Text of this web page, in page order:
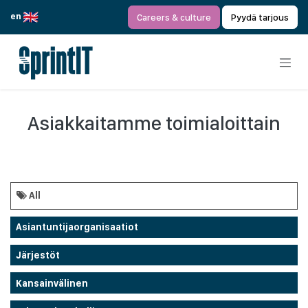
en
Careers & culture Pyydä tarjous
Asiakkaitamme toimialoittain
All
Asiantuntijaorganisaatiot
Järjestöt
Kansainvälinen